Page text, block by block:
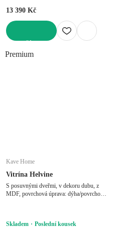
13 390 Kč
Premium
Kave Home
Vitrína Helvine
S posuvnými dveřmi, v dekoru dubu, z
MDF, povrchová úprava: dýha/povrchová
Skladem
Poslední kousek